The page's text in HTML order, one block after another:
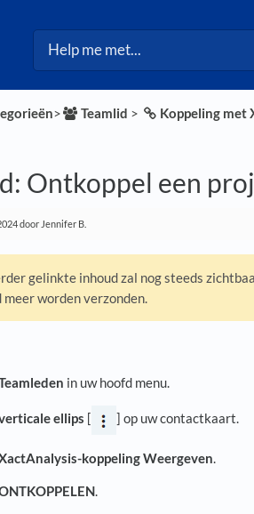
​>​ ​Teamlid ​ > ​ ​Koppeling met
Ontkoppel een
door Jennifer B.
gelinkte inhoud zal nog steeds
meer worden verzonden.
in uw hoofd menu.
ellips [ ] op uw contactkaart.
koppeling Weergeven